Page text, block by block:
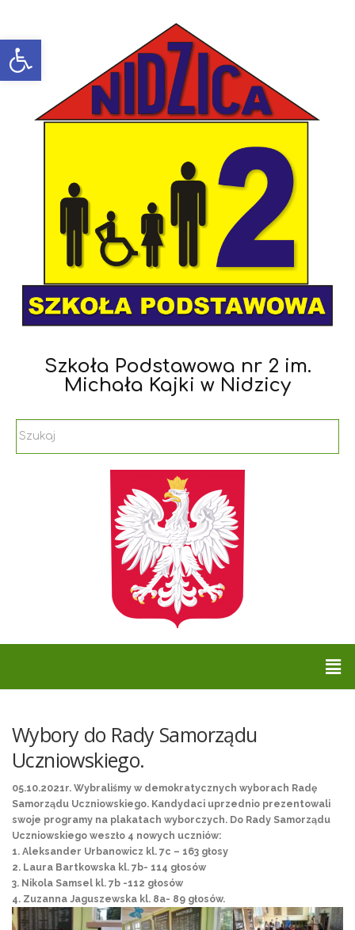
Open toolbar
Szkoła Podstawowa nr 2 im.
Michała Kajki w Nidzicy
Wybory do Rady Samorządu
Uczniowskiego.
05.10.2021r. Wybraliśmy w demokratycznych wyborach Radę
Samorządu Uczniowskiego. Kandydaci uprzednio prezentowali
swoje programy na plakatach wyborczych. Do Rady Samorządu
Uczniowskiego weszło 4 nowych uczniów:
1. Aleksander Urbanowicz kl. 7c – 163 głosy
2. Laura Bartkowska kl. 7b- 114 głosów
3. Nikola Samsel kl. 7b -112 głosów
4. Zuzanna Jaguszewska kl. 8a- 89 głosów.